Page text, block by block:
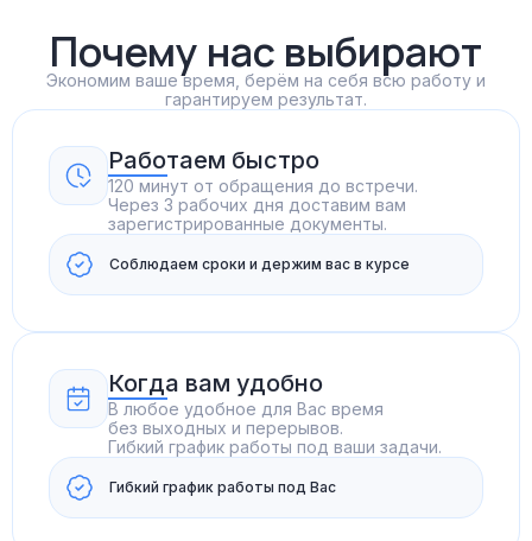
Почему нас выбирают
Экономим ваше время, берём на себя всю работу и
гарантируем результат.
Работаем быстро
120 минут от обращения до встречи.
Через 3 рабочих дня доставим вам
зарегистрированные документы.
Соблюдаем сроки и держим вас в курсе
Когда вам удобно
В любое удобное для Вас время
без выходных и перерывов.
Гибкий график работы под ваши задачи.
Гибкий график работы под Вас